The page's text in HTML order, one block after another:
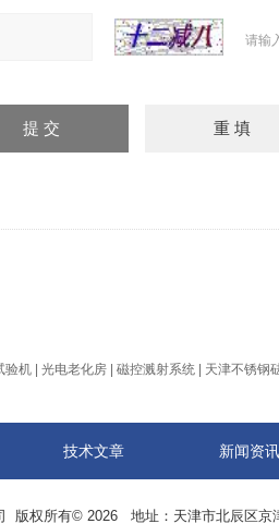
请输
验机 光电老化房 磁控溅射系统 天津不锈钢
技术文章 新闻资讯
版权所有© 2026 地址：天津市北辰区京